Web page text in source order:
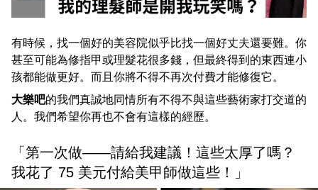
有時候，找一個好的美容院似乎比找一個好丈夫還要難。你
甚至可能為修指甲或理髮花很多錢，但最終得到的東西連小
孩都能做更好。而且你將不得不再次付費才能修復它。
大樂吧的我們真誠地同情所有不得不與這些藝術家打交道的
人。我們希望你再也不會有這樣的經歷。
「第一次做——請給我建議！這些太厚了嗎？
我花了 75 美元付給美甲師做這些！」